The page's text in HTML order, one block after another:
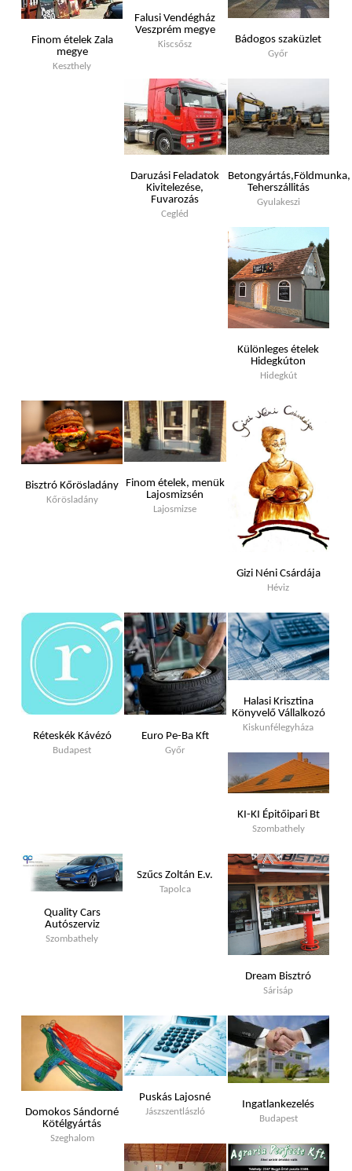
Finom ételek Zala
megye
Keszthely
Falusi Vendégház
Veszprém megye
Kiscsősz Bádogos szaküzlet
Győr
Daruzási Feladatok
Kivitelezése,
Fuvarozás
Cegléd
Betongyártás,Földmunka,
Teherszállitás
Gyulakeszi
Különleges ételek
Hidegkúton
Hidegkút
Bisztró Kőrösladány
Kőrösladány
Finom ételek, menük
Lajosmizsén
Lajosmizse
Gizi Néni Csárdája
Héviz
Réteskék Kávézó
Budapest
Euro Pe-Ba Kft
Győr
Halasi Krisztina
Könyvelő Vállalkozó
Kiskunfélegyháza
KI-KI Épitőipari Bt
Szombathely
Quality Cars
Autószerviz
Szombathely
Szűcs Zoltán E.v.
Tapolca
Dream Bisztró
Sárisáp
Domokos Sándorné
Kötélgyártás
Szeghalom
Puskás Lajosné
Jászszentlászló
Ingatlankezelés
Budapest